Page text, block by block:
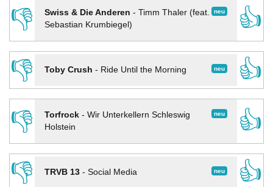
👎
neu
Swiss & Die Anderen - Timm Thaler (feat.
Sebastian Krumbiegel)
👍
👎
neu
Toby Crush - Ride Until the Morning
👍
👎
neu
Torfrock- Wir Unterkellern Schleswig
Holstein
👍
👎
neu
TRVB 13- Social Media
👍